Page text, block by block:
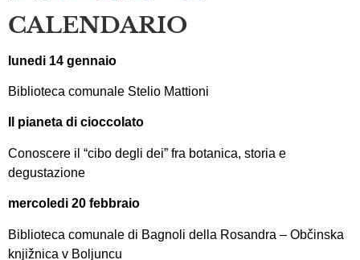
CALENDARIO
lunedi 14 gennaio
Biblioteca comunale Stelio Mattioni
Il pianeta di cioccolato
Conoscere il “cibo degli dei” fra botanica, storia e
degustazione
mercoledi 20 febbraio
Biblioteca comunale di Bagnoli della Rosandra – Občinska
knjižnica v Boljuncu